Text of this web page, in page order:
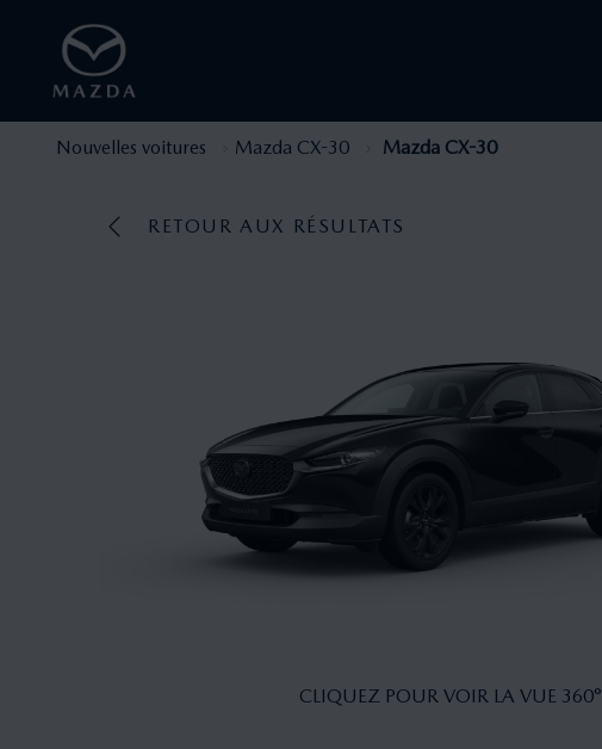
Nouvelles voitures Mazda CX-30 Mazda CX-30
RETOUR AUX RÉSULTATS
CLIQUEZ POUR VOIR LA VUE 360°